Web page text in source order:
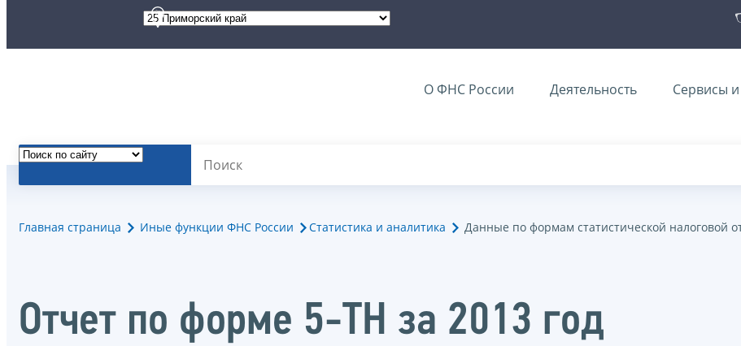
О ФНС России Деятельность Сервисы и
Главная страница Иные функции ФНС России Статистика и аналитика Данные по формам статистической налоговой
Отчет по форме 5-ТН за 2013 год